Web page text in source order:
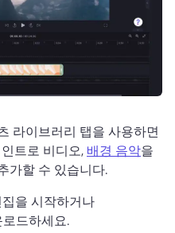
라이브러리 탭을 사용하면
트로 비디오, 배경 음악을
가할 수 있습니다.
집을 시작하거나
드하세요.